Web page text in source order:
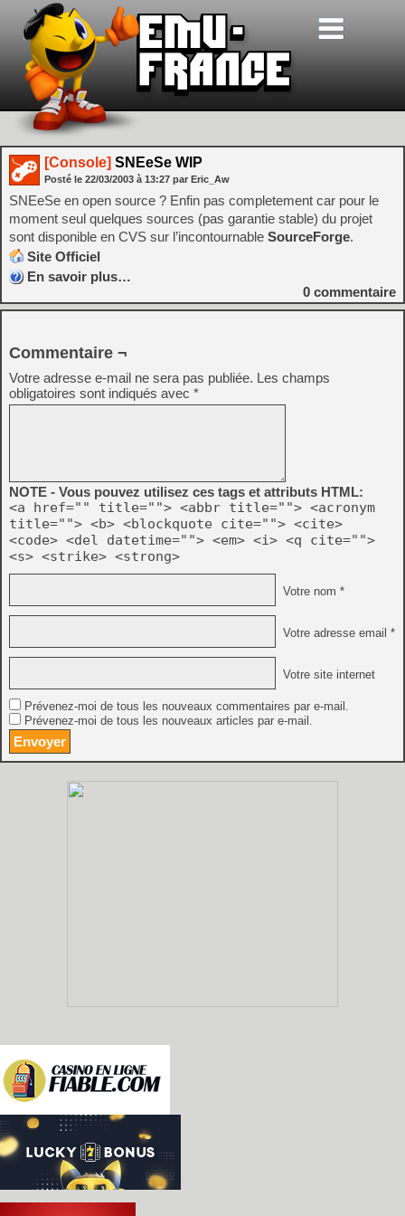
[Console] SNEeSe WIP
Posté le 22/03/2003 à 13:27 par Eric_Aw
SNEeSe en open source ? Enfin pas completement car pour le
moment seul quelques sources (pas garantie stable) du projet
sont disponible en CVS sur l’incontournable SourceForge.
Site Officiel
En savoir plus…
0 commentaire
Commentaire ¬
Votre adresse e-mail ne sera pas publiée. Les champs
obligatoires sont indiqués avec *
NOTE - Vous pouvez utilisez ces tags et attributs HTML:
<a href="" title=""> <abbr title=""> <acronym
title=""> <b> <blockquote cite=""> <cite>
<code> <del datetime=""> <em> <i> <q cite="">
<s> <strike> <strong>
Votre nom *
Votre adresse email *
Votre site internet
Prévenez-moi de tous les nouveaux commentaires par e-mail.
Prévenez-moi de tous les nouveaux articles par e-mail.